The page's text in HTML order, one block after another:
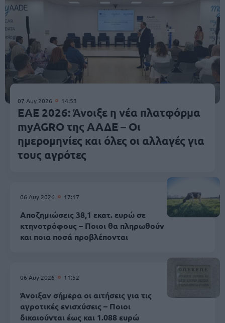
07 Αυγ 2026 14:53
ΕΑΕ 2026: Άνοιξε η νέα πλατφόρμα
myAGRO της ΑΑΔΕ – Οι
ημερομηνίες και όλες οι αλλαγές για
τους αγρότες
06 Αυγ 2026 17:17
Αποζημιώσεις 38,1 εκατ. ευρώ σε
κτηνοτρόφους – Ποιοι θα πληρωθούν
και ποια ποσά προβλέπονται
06 Αυγ 2026 11:52
Άνοιξαν σήμερα οι αιτήσεις για τις
αγροτικές ενισχύσεις – Ποιοι
δικαιούνται έως και 1.088 ευρώ